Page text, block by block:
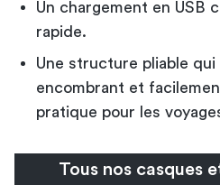
Un chargement en USB
rapide.
Une structure pliable
encombrant et
pratique pour les
Tous nos casques